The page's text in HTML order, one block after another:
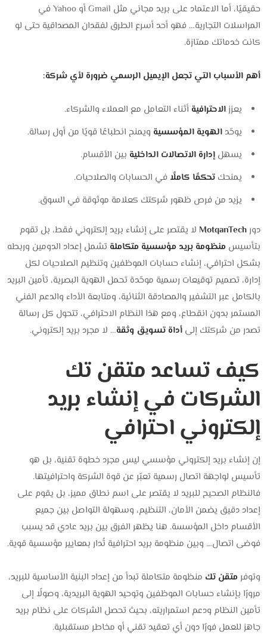
حقيقيًا، أما الاعتماد على بريد مجاني مثل Gmail أو Yahoo في
المراسلات التجارية… فهو أحد أسرع الطرق لفقدان المصداقية حتى لو
كانت خدماتك ممتازة.
أهم الأسباب التي تجعل الإيميل الرسمي ضرورة لأي شركة:
يعززالاحترافية أثناء التعامل مع العملاء والشركاء.
يوحّدالهوية المؤسسية ويمنح انطباعًا قويًا من أول رسالة.
يسهلإدارة الاتصالات الداخلية بين الأقسام.
يمنحكتحكمًا كاملًافي الحسابات والصلاحيات.
يزيد من فرص ظهور شركتك كعلامة موثوقة في السوق.
دورMotqanTech لا يقتصر على إنشاء بريد إلكتروني فقط، بل تقوم
بتأسيس منظومة بريد مؤسسية متكاملة تشمل إعداد الدومين وربطه
بشكل احترافي، إنشاء حسابات الموظفين وتنظيم الصلاحيات لكل
إدارة، تصميم توقيعات رسمية موحّدة تحمل الهوية البصرية، تأمين البريد
بالكامل عبر التشفير والمصادقة الثنائية، ومتابعة الأداء والدعم الفني
المستمر بدون انقطاع، ومع هذا النظام الاحترافي، تتحول كل رسالة
تصدر من شركتك إلىأداة تسويق وثقة… لا مجرد بريد إلكتروني.
كيف تساعد متقن تك
الشركات في إنشاء بريد
إلكتروني احترافي
إن إنشاء بريد إلكتروني مؤسسي ليس مجرد خطوة تقنية، بل هو
تأسيس لواجهة اتصال رسمية تعبّر عن قوة الشركة واحترافيتها.
فالنظام الصحيح للبريد لا يقتصر على اسم نطاق مميز، بل يقوم على
إعداد دقيق يضمن الأمان، التنظيم، وسهولة التواصل بين جميع
الأقسام داخل المؤسسة. هنا يظهر الفرق بين بريد عادي قد يسبب
فوضى اتصال… وبين منظومة بريد احترافية تُدار بمعايير مؤسسية قوية.
وتوفر متقن تك منظومة متكاملة تبدأ من إعداد البنية الأساسية للبريد،
مرورًا بإنشاء حسابات الموظفين وتوحيد الهوية البريدية، وصولًا إلى
تأمين النظام ودعم استمراريته، بحيث تحصل الشركات على نظام بريد
جاهز للعمل فورًا دون أي تعقيد تقني أو مخاطر مستقبلية.